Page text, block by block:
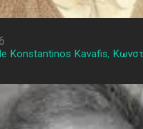
Konstantinos Kavafis,